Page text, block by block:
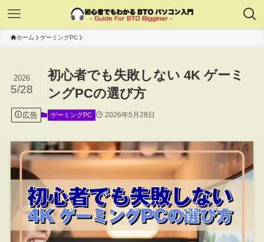
ホーム ゲーミングPC
初心者でも失敗しない 4K ゲーミ
ングPCの選び方
2026
5/28
広告 ゲーミングPC 2026年5月28日